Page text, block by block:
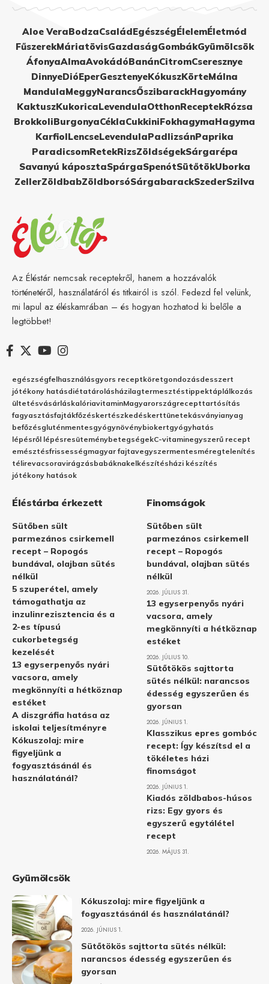
Aloe VeraBodzaCsaládEgészségÉlelemÉletmód
FűszerekMáriatövisGazdaságGombákGyümölcsök
ÁfonyaAlmaAvokádóBanánCitromCseresznye
DinnyeDióEperGesztenyeKókuszKörteMálna
MandulaMeggyNarancsŐszibarackHagyomány
KaktuszKukoricaLevendulaOtthonReceptekRózsa
BrokkoliBurgonyaCéklaCukkiniFokhagymaHagyma
KarfiolLencseLevendulaPadlizsánPaprika
ParadicsomRetekRizsZöldségekSárgarépa
Savanyú káposztaSpárgaSpenótSütőtökUborka
ZellerZöldbabZöldborsóSárgabarackSzederSzilva
Az Éléstár nemcsak receptekről, hanem a hozzávalók
történetéről, használatáról és titkairól is szól. Fedezd fel velünk,
mi lapul az éléskamrában – és hogyan hozhatod ki belőle a
legtöbbet!
egészségfelhasználásgyors receptköretgondozásdesszert
jótékony hatásdiétatárolásházilagtermesztéstippektáplálkozás
ültetésvásárláskalóriavitaminMagyarországrecepttartósítás
fagyasztásfajtákfőzéskertészkedéskerttünetekásványianyag
befőzésgluténmentesgyógynövénybiokertgyógyhatás
lépésről lépésresüteménybetegségekC-vitaminegyszerű recept
emésztésfrissességmagyar fajtavegyszermentesméregtelenítés
télirevacsoravirágzásbabáknakelkészítésházi készítés
jótékony hatások
Éléstárba érkezett
Sütőben sült
parmezános csirkemell
recept – Ropogós
bundával, olajban sütés
nélkül
5 szuperétel, amely
támogathatja az
inzulinrezisztencia és a
2-es típusú
cukorbetegség
kezelését
13 egyserpenyős nyári
vacsora, amely
megkönnyíti a hétköznap
estéket
A diszgráfia hatása az
iskolai teljesítményre
Kókuszolaj: mire
figyeljünk a
fogyasztásánál és
használatánál?
Finomságok
Sütőben sült
parmezános csirkemell
recept – Ropogós
bundával, olajban sütés
nélkül
2026. JÚLIUS 31.
13 egyserpenyős nyári
vacsora, amely
megkönnyíti a hétköznap
estéket
2026. JÚLIUS 10.
Sütőtökös sajttorta
sütés nélkül: narancsos
édesség egyszerűen és
gyorsan
2026. JÚNIUS 1.
Klasszikus epres gombóc
recept: Így készítsd el a
tökéletes házi
finomságot
2026. JÚNIUS 1.
Kiadós zöldbabos-húsos
rizs: Egy gyors és
egyszerű egytálétel
recept
2026. MÁJUS 31.
Gyümölcsök
Kókuszolaj: mire figyeljünk a
fogyasztásánál és használatánál?
2026. JÚNIUS 1.
Sütőtökös sajttorta sütés nélkül:
narancsos édesség egyszerűen és
gyorsan